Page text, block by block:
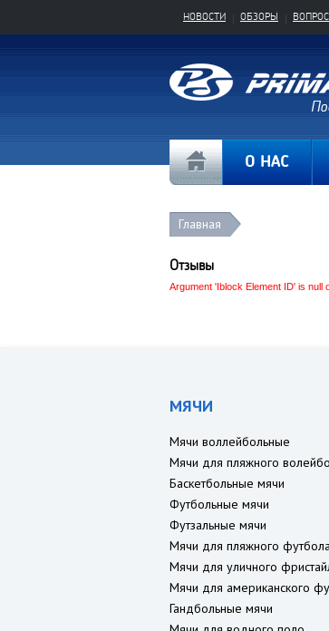
НОВОСТИ ОБЗОРЫ
О НАС
Главная
Отзывы
Argument 'Iblock Element ID' is null
МЯЧИ
Мячи воллейбольные
Мячи для пляжного
Баскетбольные мячи
Футбольные мячи
Футзальные мячи
Мячи для пляжного футбола
Мячи для уличного
Мячи для американского
Гандбольные мячи